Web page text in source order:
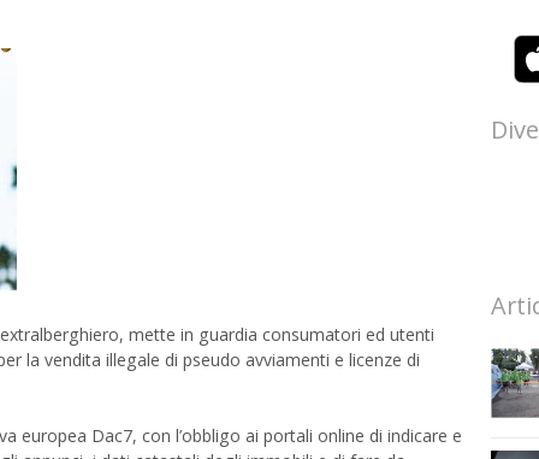
mette in guardia consumatori ed utenti
la vendita illegale di pseudo avviamenti e licenze di
europea Dac7, con l’obbligo ai portali online di indicare e